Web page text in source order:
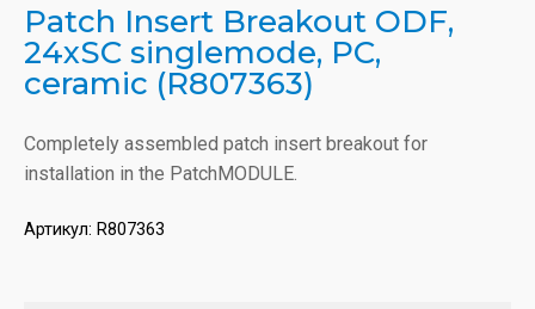
Patch Insert Breakout ODF,
24xSC singlemode, PC,
ceramic (R807363)
Completely assembled patch insert breakout for
installation in the PatchMODULE.
Артикул: R807363